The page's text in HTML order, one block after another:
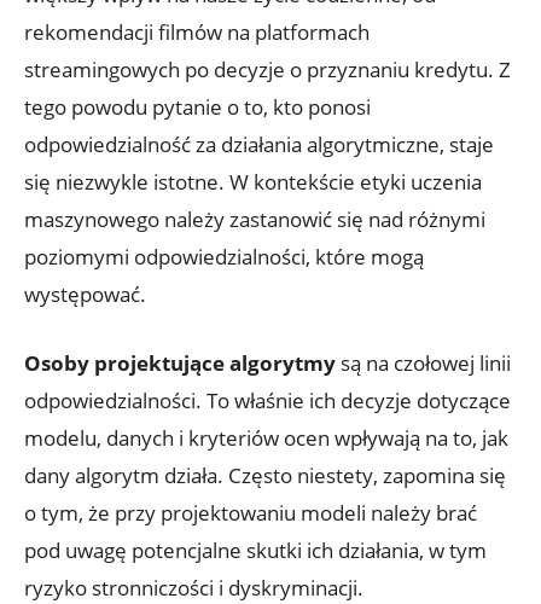
rekomendacji filmów na platformach
streamingowych po decyzje o przyznaniu kredytu. Z
tego powodu pytanie o to, kto ponosi
odpowiedzialność za działania algorytmiczne, staje
się niezwykle istotne. W kontekście etyki uczenia
maszynowego należy zastanowić się nad różnymi
poziomymi odpowiedzialności, które mogą
występować.
Osoby projektujące algorytmy są na czołowej linii
odpowiedzialności. To właśnie ich decyzje dotyczące
modelu, danych i kryteriów ocen wpływają na to, jak
dany algorytm działa. Często niestety, zapomina się
o tym, że przy projektowaniu modeli należy brać
pod uwagę potencjalne skutki ich działania, w tym
ryzyko stronniczości i dyskryminacji.